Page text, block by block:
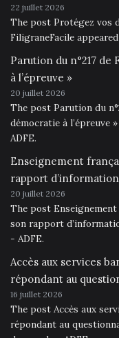
22 juillet 2026
The post Protégez vos
FiligraneFacile
Parution du n°217 de
à l’épreuve »
20 juillet 2026
The post Parution du
démocratie à l’épreuve
ADFE.
Enseignement
rapport d’information
20 juillet 2026
The post
son rapport
- ADFE.
Accès aux services
répondant au
16 juillet 2026
The post Accès aux
répondant au